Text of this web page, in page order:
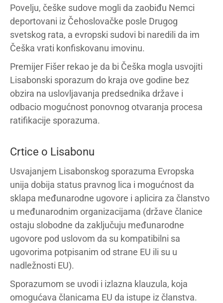
Povelju, češke sudove mogli da zaobiđu Nemci
deportovani iz Čehoslovačke posle Drugog
svetskog rata, a evropski sudovi bi naredili da im
Češka vrati konfiskovanu imovinu.
Premijer Fišer rekao je da bi Češka mogla usvojiti
Lisabonski sporazum do kraja ove godine bez
obzira na uslovljavanja predsednika države i
odbacio mogućnost ponovnog otvaranja procesa
ratifikacije sporazuma.
Crtice o Lisabonu
Usvajanjem Lisabonskog sporazuma Evropska
unija dobija status pravnog lica i mogućnost da
sklapa međunarodne ugovore i aplicira za članstvo
u međunarodnim organizacijama (države članice
ostaju slobodne da zaključuju međunarodne
ugovore pod uslovom da su kompatibilni sa
ugovorima potpisanim od strane EU ili su u
nadležnosti EU).
Sporazumom se uvodi i izlazna klauzula, koja
omogućava članicama EU da istupe iz članstva.